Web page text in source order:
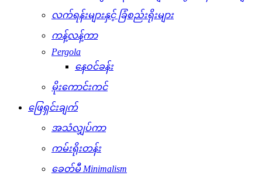
လက်ရန်းများနှင့် ခြံစည်းရိုးများ
ကန့်လန့်ကာ
Pergola
နေဝင်ခန်း
မိုးကောင်းကင်
ဖြေရှင်းချက်
အသံလျှပ်ကာ
ကမ်းရိုးတန်း
ခေတ်မီ Minimalism